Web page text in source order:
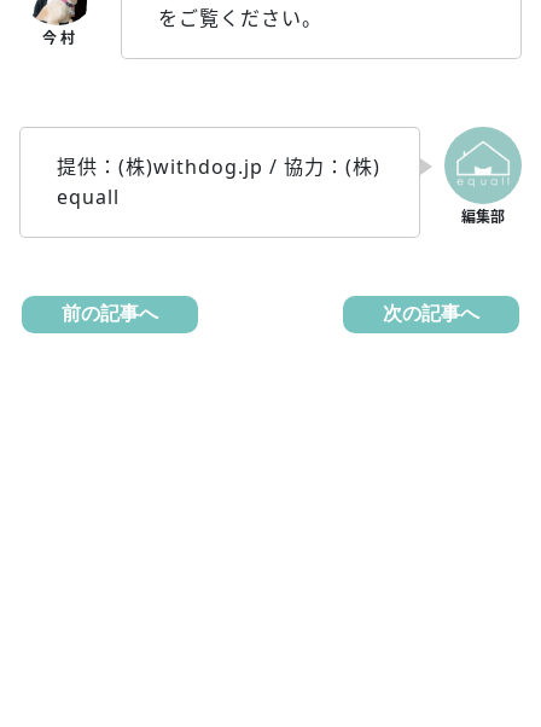
をご覧ください。
提供：(株)withdog.jp / 協力：(株)
equall
前の記事へ 次の記事へ